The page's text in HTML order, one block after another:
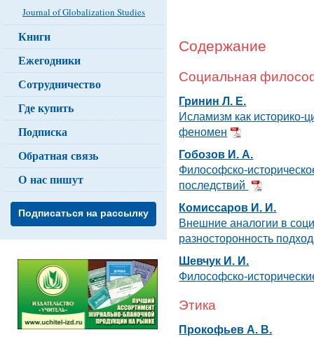
Содержание
Социальная
Гринин Л. Е.
Исламизм как историко-
феномен
Гобозов И. А.
Философско-
последствий
Комиссаров И. И.
Внешние аналогии в
разносторонность
Шевчук И. И.
Философско-
Этика
Прокофьев А. В.
Journal of Globalization Studies
Книги
Ежегодники
Сотрудничество
Где купить
Подписка
Обратная связь
О нас пишут
Подписаться на рассылку